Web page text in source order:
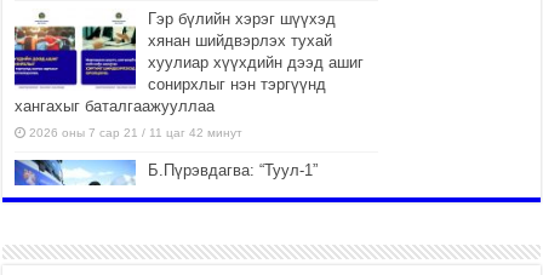
Гэр бүлийн хэрэг шүүхэд
хянан шийдвэрлэх тухай
хуулиар хүүхдийн дээд ашиг
сонирхлыг нэн тэргүүнд
хангахыг баталгаажууллаа
2026 оны 7 сар 21 / 11 цаг 42 минут
Б.Пүрэвдагва: “Туул-1”
2026 оны 7 сар 21 / 10 цаг 15 минут